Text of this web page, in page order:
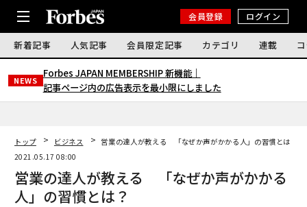
会員登録 ログイン
新着記事 人気記事 会員限定記事 カテゴリ 連載
NEWS
Forbes JAPAN MEMBERSHIP 新機能｜
記事ページ内の広告表示を最小限にしました
トップ ビジネス
営業の達人が教える 「なぜか声がかかる人」の習慣とは？
2021.05.17 08:00
営業の達人が教える 「なぜか声がかかる
人」の習慣とは？